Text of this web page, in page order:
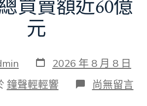
買賣額近60億
元
發
表
日
期
2026 年 8 月 8 日
鐘聲輕輕響 在
〈當
尚無留言